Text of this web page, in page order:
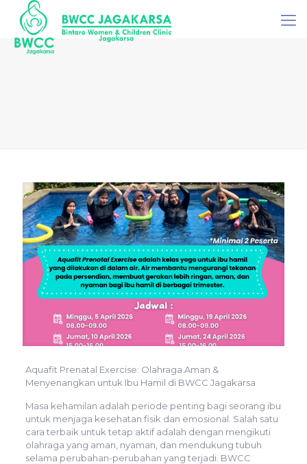
Aquafit Prenatal Exercise: Olahraga Aman &
Menyenangkan untuk Ibu Hamil di BWCC Jagakarsa
Masa kehamilan adalah periode penting bagi seorang ibu
untuk menjaga kesehatan fisik dan emosional. Salah satu
cara terbaik untuk tetap aktif adalah dengan mengikuti
olahraga yang aman, nyaman, dan mendukung tubuh
selama perubahan-perubahan yang terjadi. BWCC